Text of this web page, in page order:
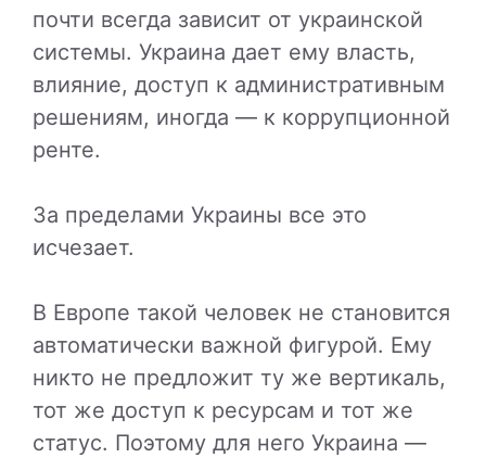
почти всегда зависит от украинской
системы. Украина дает ему власть,
влияние, доступ к административным
решениям, иногда — к коррупционной
ренте.
За пределами Украины все это
исчезает.
В Европе такой человек не становится
автоматически важной фигурой. Ему
никто не предложит ту же вертикаль,
тот же доступ к ресурсам и тот же
статус. Поэтому для него Украина —